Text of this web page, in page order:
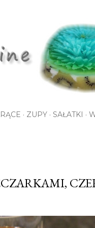
ZUPY SAŁATKI